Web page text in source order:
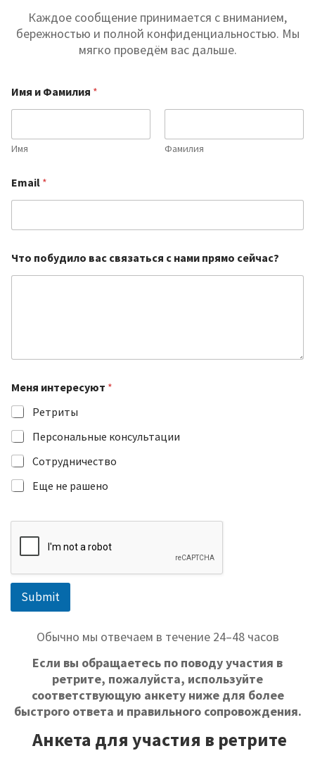
Каждое сообщение принимается с вниманием,
бережностью и полной конфиденциальностью. Мы
мягко проведём вас дальше.
Имя и Фамилия *
Имя Фамилия
Email *
Что побудило вас связаться с нами прямо сейчас?
е
н
я
п
р
я
м
о
я
Меня интересуют *
Ретриты
Персональные консультации
Сотрудничество
Еще не рашено
Submit
Обычно мы отвечаем в течение 24–48 часов
Если вы обращаетесь по поводу участия в
ретрите, пожалуйста, используйте
соответствующую анкету ниже для более
быстрого ответа и правильного сопровождения.
Анкета для участия в ретрите